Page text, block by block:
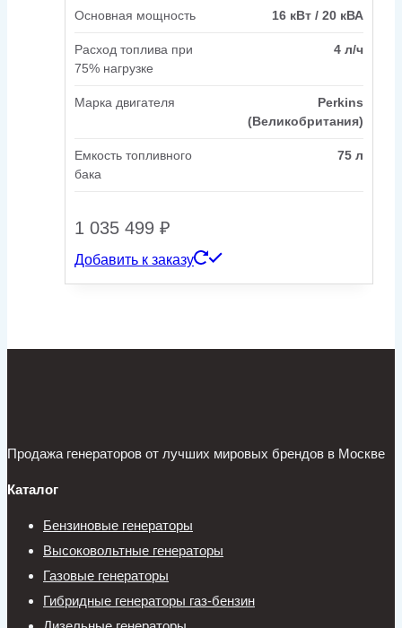
Основная мощность 16 кВт / 20 кВА
Расход топлива при
75% нагрузке
4 л/ч
Марка двигателя
Perkins
(Великобритания)
Емкость топливного
бака
75 л
1 035 499 ₽
Добавить к заказу
Продажа генераторов от лучших мировых брендов в Москве
Каталог
Бензиновые генераторы
Высоковольтные генераторы
Газовые генераторы
Гибридные генераторы газ-бензин